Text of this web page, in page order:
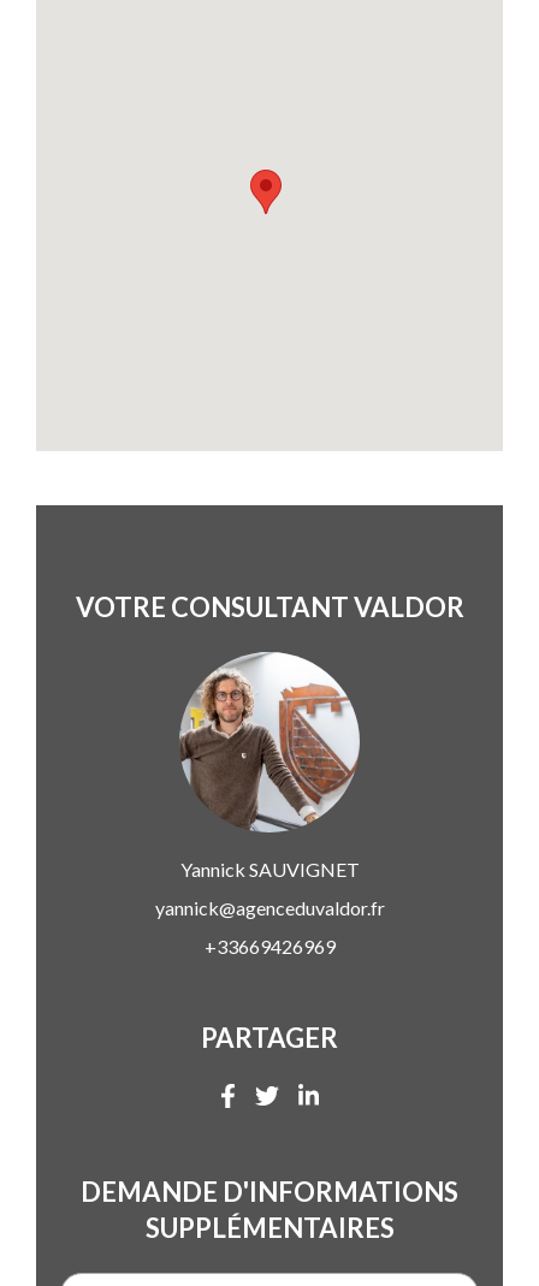
VOTRE CONSULTANT VALDOR
Yannick SAUVIGNET
yannick@agenceduvaldor.fr
+33669426969
PARTAGER
DEMANDE D'INFORMATIONS
SUPPLÉMENTAIRES